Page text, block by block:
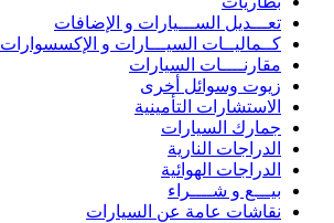
تعـــديل الســـيارات و الإضافات
كــماليــات السيـــارات و الإكسسوارات
مقارنــــات السيارات
زيوت وسوائل أخرى
الاستشارات التأمينية
جمارك السيارات
الدراجات النارية
الدراجات الهوائية
بيـــع و شــــراء
نقاشات عامة عن السيارات